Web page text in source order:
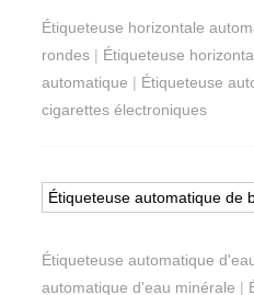
Étiqueteuse horizontale
rondes | Étiqueteuse
automatique | Étiqueteuse
cigarettes électroniques
Étiqueteuse automatique de
Étiqueteuse automatique
automatique d'eau minérale |